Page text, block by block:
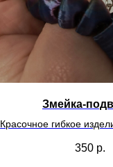
Змейка-
Красочное гибкое
антистресс.
350 р.